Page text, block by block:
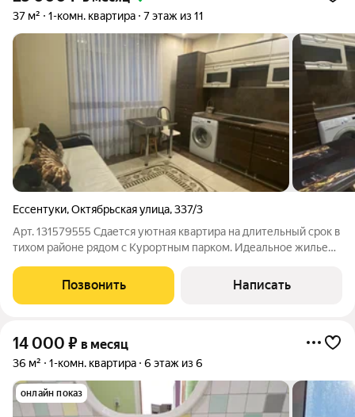
37 м² 1-комн. квартира 7 этаж из 11
Ессентуки,Октябрьская улица,337/3
Арт. 131579555 Сдается уютная квартира на длительный срок в
тихом районе рядом с Курортным парком. Идеальное жилье
города, в то же время вся инфраструктура в шаговой
доступности!!! До парка
Позвонить Написать
14 000 ₽ в месяц
36 м² 1-комн. квартира 6 этаж из 6
онлайн показ